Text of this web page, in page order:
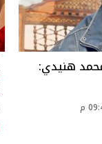
هنيدي: